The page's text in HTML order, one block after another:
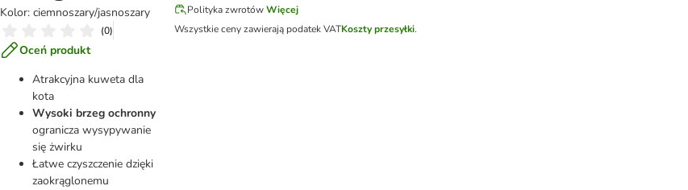
Kolor: ciemnoszary/jasnoszary
(0)
Oceń produkt
Atrakcyjna kuweta dla
kota
Wysoki brzeg ochronny
ogranicza wysypywanie
się żwirku
Łatwe czyszczenie dzięki
zaokrąglonemu
Polityka zwrotów Więcej
Wszystkie ceny zawierają podatek VATKoszty przesyłki.